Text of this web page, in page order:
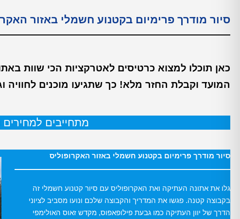
סיור מודרך פרימיום בקטנוע חשמלי באזור
המועד וקבלת החזר מלא! כך שתגיעו מוכנים לחוויה
מתחייבים למחירים
סיור מודרך פרימיום בקטנוע חשמלי באזור האקרופוליס
גלו את אתונה העתיקה ואת האקרופוליס עם סיור קטנוע חשמלי זה
בקבוצה קטנה. פגשו את המדריך והקבוצה שלכם ונועו מסביב לציוני
הדרך של יוון העתיקה כמו גבעת פילופאפוס, מקדש זאוס האולימפי